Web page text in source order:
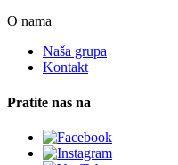
O nama
Naša grupa
Kontakt
Pratite nas na